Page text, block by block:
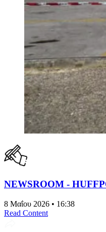
NEWSROOM -
8 Μαΐου 2026 • 16:38
Read Content